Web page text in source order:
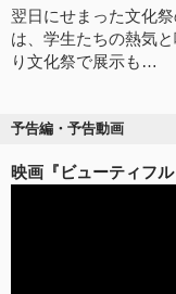
翌日にせまった文化
は、学生たちの熱気
り文化祭で展示も…
予告編・予告動画
映画『ビューティフ